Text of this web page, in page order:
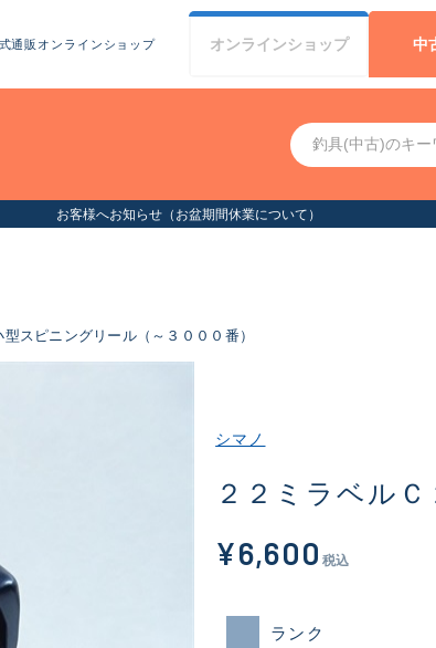
通販オンラインショップ オンラインショップ 中
お客様へお知らせ（お盆期間休業について）
型スピニングリール（～３０００番）
シマノ
２２ミラベルＣ
¥6,600 税込
ランク